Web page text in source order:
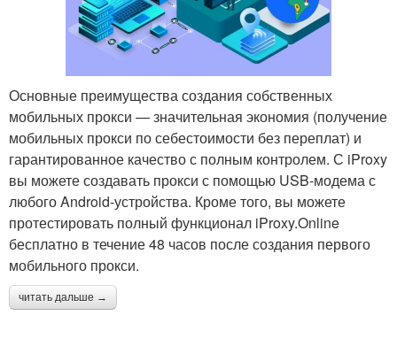
Основные преимущества создания собственных
мобильных прокси — значительная экономия (получение
мобильных прокси по себестоимости без переплат) и
гарантированное качество с полным контролем. С iProxy
вы можете создавать прокси с помощью USB-модема с
любого Android-устройства. Кроме того, вы можете
протестировать полный функционал iProxy.Online
бесплатно в течение 48 часов после создания первого
мобильного прокси.
читать дальше →